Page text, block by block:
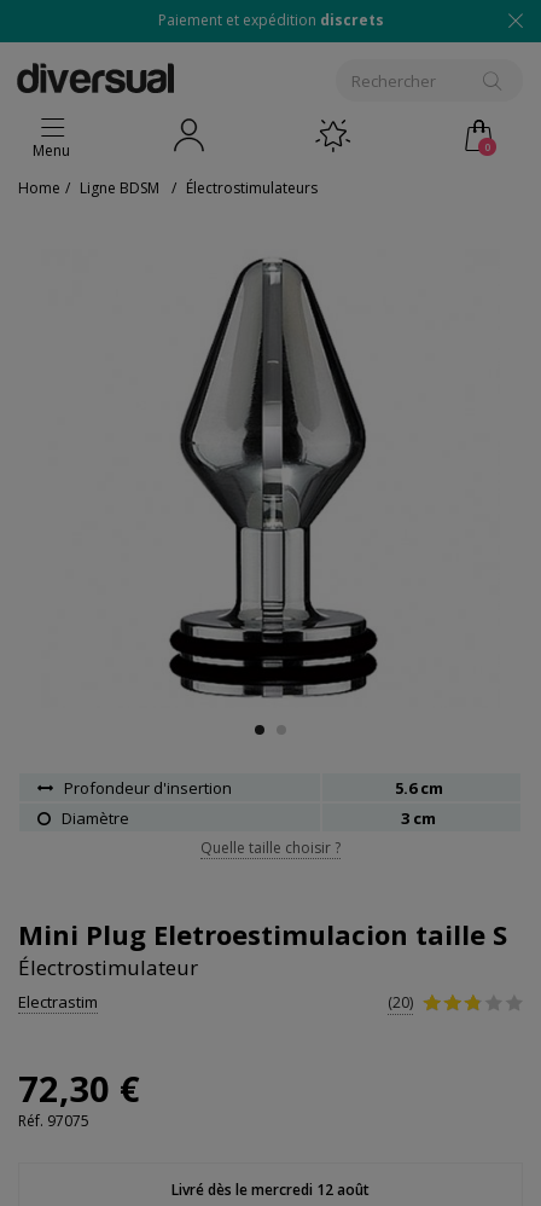
Paiement et expédition discrets
0
Menu
Home / Ligne BDSM / Électrostimulateurs
Profondeur d'insertion
5.6 cm
Diamètre
3 cm
Quelle taille choisir ?
Mini Plug Eletroestimulacion taille S
Électrostimulateur
Electrastim (20)
72,30 €
Réf. 97075
Livré dès le mercredi 12 août